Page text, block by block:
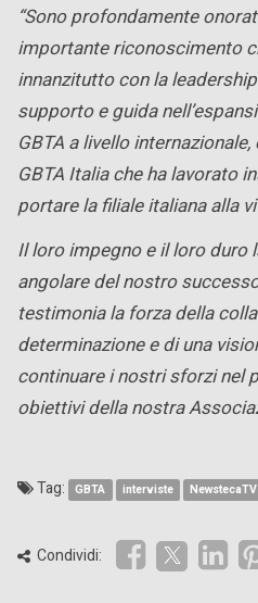
“Sono profondamente
importante riconoscimento
innanzitutto con la
supporto e guida
GBTA a livello
GBTA Italia che ha lavorato
portare la filiale italiana alla
Il loro impegno e il loro duro
angolare del nostro
testimonia la forza della
determinazione e di una
continuare i nostri sforzi nel
obiettivi della nostra
Tag: GBTA interviste NewstecaTV
Condividi: